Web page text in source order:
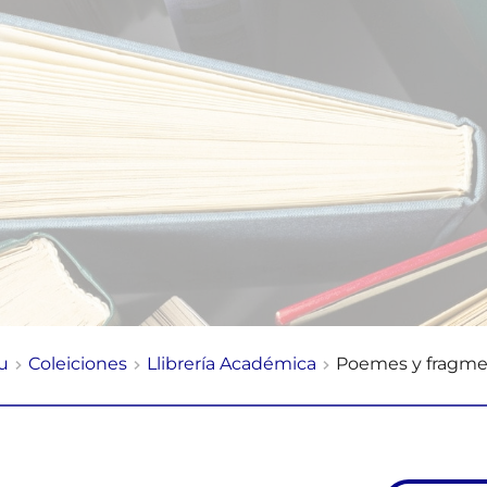
Coleiciones Llibrería Académica Poemes y